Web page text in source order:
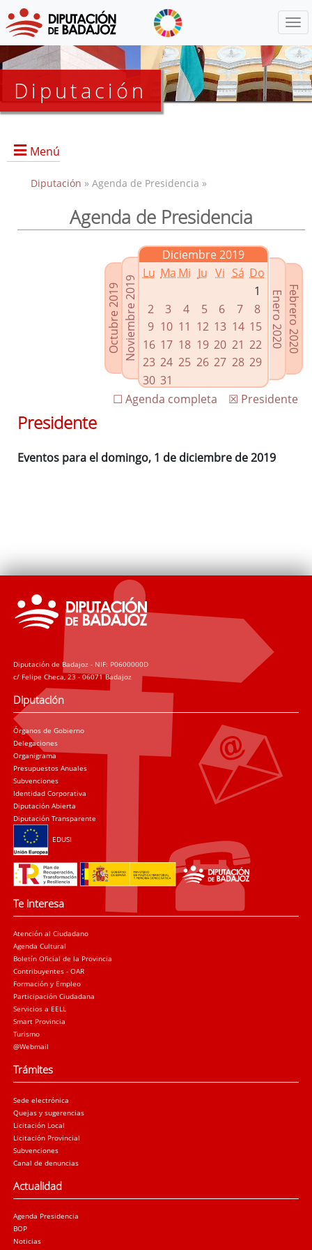
Diputación
Menú
Presidencia
Enlaces relacionados
Agenda de Presidencia
Plenos provinciales y Juntas de gobierno
Oficina de Proyectos Europeos
Diputación » Agenda de Presidencia »
Agenda de Presidencia
Octubre 2019Noviembre 2019
Diciembre 2019
Lu Ma Mi Ju Vi Sá Do
1
2
3 4 5 6 7
8
9 10 11 12 13 14 15
16 17 18 19 20 21 22
23 24 25 26 27 28 29
30 31
Febrero 2020
Enero 2020
☒ Presidente
☐ Agenda completa
Presidente
Eventos para el domingo, 1 de diciembre de 2019
Diputación de Badajoz - NIF: P0600000D
c/ Felipe Checa, 23 - 06071 Badajoz
Diputación
Órganos de Gobierno
Delegaciones
Organigrama
Presupuestos Anuales
Subvenciones
Identidad Corporativa
Diputación Abierta
Diputación Transparente
EDUSI
Te interesa
Atención al Ciudadano
Agenda Cultural
Boletín Oficial de la Provincia
Contribuyentes - OAR
Formación y Empleo
Participación Ciudadana
Servicios a EELL
Smart Provincia
Turismo
@Webmail
Trámites
Sede electrónica
Quejas y sugerencias
Licitación Local
Licitación Provincial
Subvenciones
Canal de denuncias
Actualidad
Agenda Presidencia
BOP
Noticias